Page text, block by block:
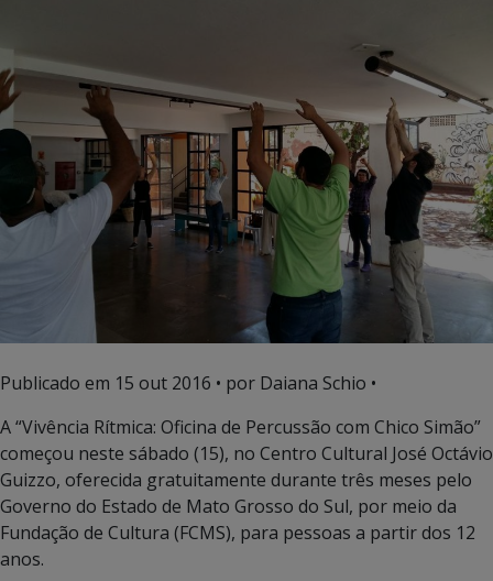
Publicado em 15 out 2016 • por Daiana Schio •
A “Vivência Rítmica: Oficina de Percussão com Chico Simão”
começou neste sábado (15), no Centro Cultural José Octávio
Guizzo, oferecida gratuitamente durante três meses pelo
Governo do Estado de Mato Grosso do Sul, por meio da
Fundação de Cultura (FCMS), para pessoas a partir dos 12
anos.